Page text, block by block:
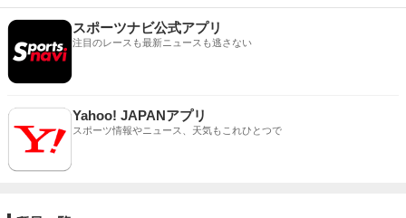
スポーツナビ公式アプリ
注目のレースも最新ニュースも逃さない
Yahoo! JAPANアプリ
スポーツ情報やニュース、天気もこれひとつで